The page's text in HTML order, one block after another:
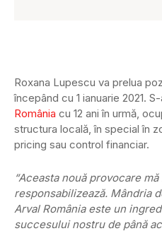
Roxana Lupescu va prelua
începând cu 1 ianuarie 2021.
România cu 12 ani în urmă,
structura locală, în special în
pricing sau control financiar.
“Aceasta nouă provocare
responsabilizează. Mândria
Arval România este un
succesului nostru de până